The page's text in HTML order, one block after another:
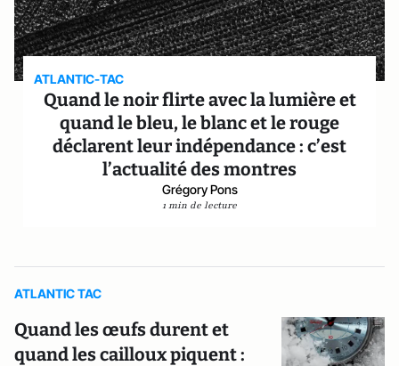
ATLANTIC-TAC
Quand le noir flirte avec la lumière et
quand le bleu, le blanc et le rouge
déclarent leur indépendance : c’est
l’actualité des montres
Grégory Pons
1 min de lecture
ATLANTIC TAC
Quand les œufs durent et
quand les cailloux piquent :